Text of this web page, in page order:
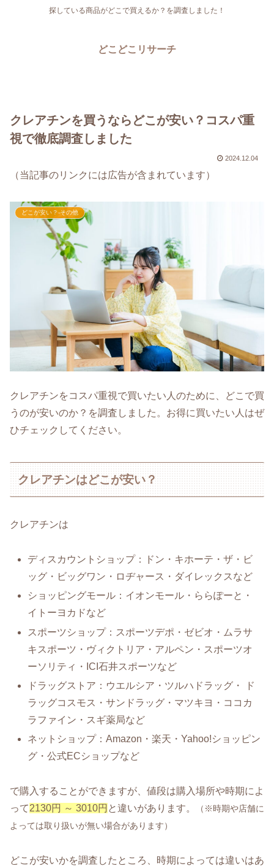
探している商品がどこで買えるか？を調査しました！
どこどこリサーチ
クレアチンを買うならどこが安い？コスパ重
視で徹底調査しました
2024.12.04
（当記事のリンクには広告が含まれています）
どこが安い？-その他
クレアチンをコスパ重視で買いたい人のために、どこで買
うのが安いのか？を調査しました。お得に買いたい人はぜ
ひチェックしてください。
クレアチンはどこが安い？
クレアチンは
ディスカウントショップ：ドン・キホーテ・ザ・ビ
ッグ・ビッグワン・ロヂャース・ダイレックスなど
ショッピングモール：イオンモール・ららぽーと・
イトーヨカドなど
スポーツショップ：スポーツデポ・ゼビオ・ムラサ
キスポーツ・ヴィクトリア・アルペン・スポーツオ
ーソリティ・ICI石井スポーツなど
ドラッグストア：ウエルシア・ツルハドラッグ・ ド
ラッグコスモス・サンドラッグ・マツキヨ・ココカ
ラファイン・スギ薬局など
ネットショップ：Amazon・楽天・Yahoo!ショッピン
グ・公式ECショップなど
で購入することができますが、値段は購入場所や時期によ
って2130円 ～ 3010円 と違いがあります。
（※時期や店舗に
よっては取り扱いが無い場合があります）
どこが安いかを調査したところ、時期によっては違いはあ